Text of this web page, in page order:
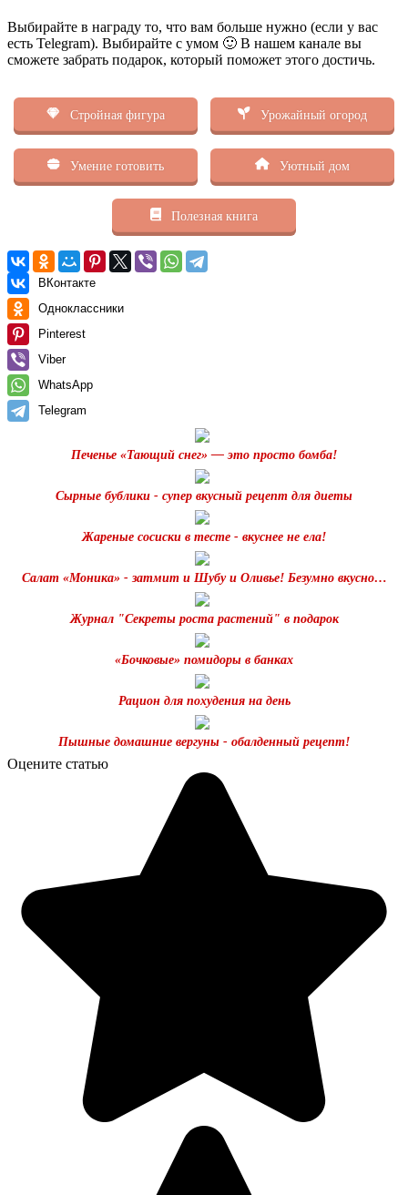
Выбирайте в награду то, что вам больше нужно (если у вас
есть Telegram). Выбирайте с умом 🙂 В нашем канале вы
сможете забрать подарок, который поможет этого достичь.
Стройная фигура Урожайный огород
Умение готовить Уютный дом
Полезная книга
ВКонтакте
Одноклассники
Pinterest
Viber
WhatsApp
Telegram
Печенье «Тающий снег» — это просто бомба!
Сырные бублики - супер вкусный рецепт для диеты
Жареные сосиски в тесте - вкуснее не ела!
Салат «Моника» - затмит и Шубу и Оливье! Безумно вкусно…
Журнал "Секреты роста растений" в подарок
«Бочковые» помидоры в банках
Рацион для похудения на день
Пышные домашние вергуны - обалденный рецепт!
Оцените статью